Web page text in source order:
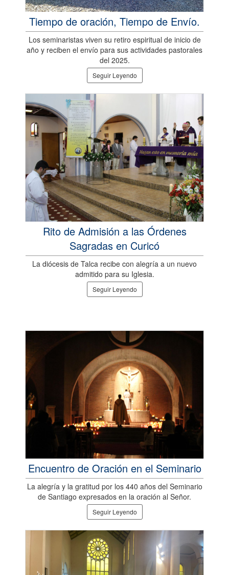
Tiempo de oración, Tiempo de Envío.
Los seminaristas viven su retiro espiritual de inicio de
año y reciben el envío para sus actividades pastorales
del 2025.
Seguir Leyendo
Rito de Admisión a las Órdenes
Sagradas en Curicó
La diócesis de Talca recibe con alegría a un nuevo
admitido para su Iglesia.
Seguir Leyendo
Encuentro de Oración en el Seminario
La alegría y la gratitud por los 440 años del Seminario
de Santiago expresados en la oración al Señor.
Seguir Leyendo